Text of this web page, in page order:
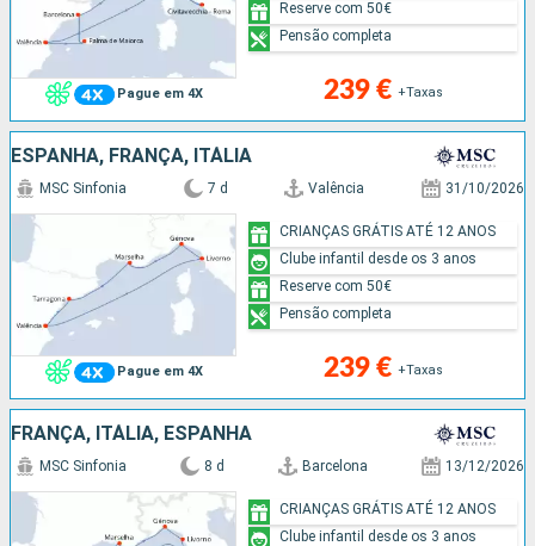
Pague em 4X 239 € +Taxas
Reserve com 50€
Pensão completa
ESPANHA, FRANÇA, ITÁLIA
Pague em 4X
MSC Sinfonia 7 d Valência 31/10/2026
239 € +Taxas
CRIANÇAS GRÁTIS ATÉ 12 ANOS
Clube infantil desde os 3 anos
Reserve com 50€
Pensão completa
FRANÇA, ITÁLIA, ESPANHA
MSC Sinfonia 8 d Barcelona 13/12/2026
CRIANÇAS GRÁTIS ATÉ 12 ANOS
Clube infantil desde os 3 anos